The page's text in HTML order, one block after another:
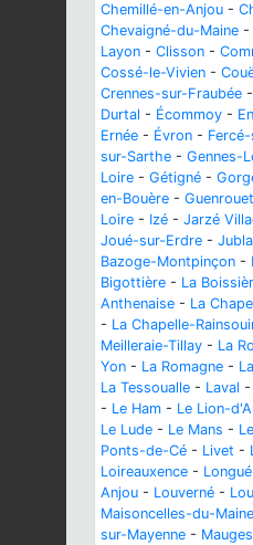
Chemillé-en-Anjou -
Chevaigné-du-Maine -
Layon - Clisson -
Cossé-le-Vivien -
Crennes-sur-Fraubée -
Durtal - Écommoy -
Ernée - Évron -
sur-Sarthe - Gennes-
Loire - Gétigné -
en-Bouère - Guenrouet
Loire - Izé - Jarzé
Joué-sur-Erdre -
Bazoge-Montpinçon -
Bigottière - La
Anthenaise - La
- La Chapelle-
Meilleraie-Tillay - La
Yon - La Romagne -
La Tessoualle - Laval -
- Le Ham - Le Lion-
Le Lude - Le Mans -
Ponts-de-Cé - Livet -
Loireauxence -
Anjou - Louverné -
Maisoncelles-du-Maine
sur-Mayenne -